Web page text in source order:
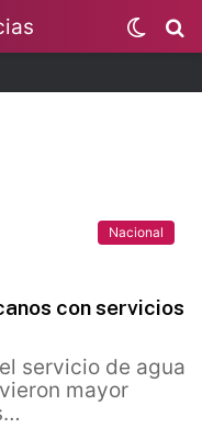
Switch
skin
Nacional
con servicios
servicio de agua
mayor